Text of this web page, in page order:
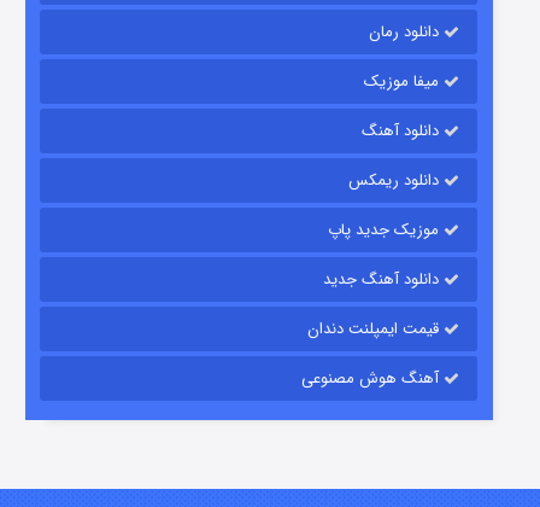
قسمت
قسمت۲ (دوبله) منتشر شد
دانلود رمان
میفا موزیک
دانلود آهنگ
دانلود ریمکس
موزیک جدید پاپ
دانلود آهنگ جدید
قیمت ایمپلنت دندان
آهنگ هوش مصنوعی